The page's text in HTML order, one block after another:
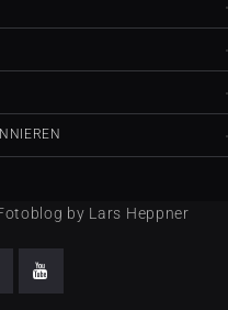
by Lars Heppner